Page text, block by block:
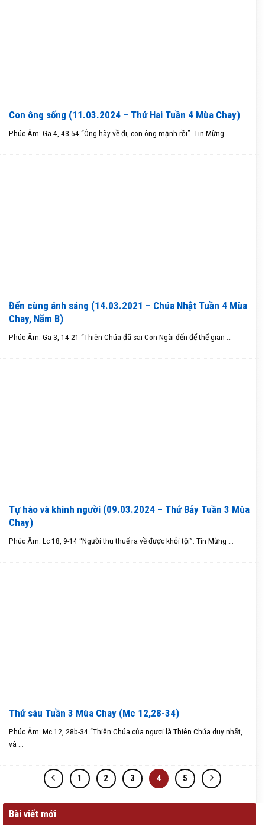
Con ông sống (11.03.2024 – Thứ Hai Tuần 4 Mùa Chay)
Phúc Âm: Ga 4, 43-54 “Ông hãy về đi, con ông mạnh rồi”. Tin Mừng ...
Đến cùng ánh sáng (14.03.2021 – Chúa Nhật Tuần 4 Mùa
Chay, Năm B)
Phúc Âm: Ga 3, 14-21 “Thiên Chúa đã sai Con Ngài đến để thế gian ...
Tự hào và khinh người (09.03.2024 – Thứ Bảy Tuần 3 Mùa
Chay)
Phúc Âm: Lc 18, 9-14 “Người thu thuế ra về được khỏi tội”. Tin Mừng ...
Thứ sáu Tuần 3 Mùa Chay (Mc 12,28-34)
Phúc Âm: Mc 12, 28b-34 “Thiên Chúa của ngươi là Thiên Chúa duy nhất,
và ...
1 2 3 4 5
Bài viết mới